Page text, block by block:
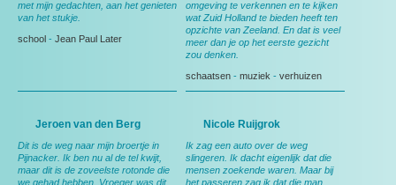
met mijn gedachten, aan het genieten
van het stukje.
school - Jean Paul Later
omgeving te verkennen en te kijken
wat Zuid Holland te bieden heeft ten
opzichte van Zeeland. En dat is veel
meer dan je op het eerste gezicht
zou denken.
schaatsen - muziek - verhuizen
Jeroen van den Berg
Dit is de weg naar mijn broertje in
Pijnacker. Ik ben nu al de tel kwijt,
maar dit is de zoveelste rotonde die
we gehad hebben. Vroeger was dit
Nicole Ruijgrok
Ik zag een auto over de weg
slingeren. Ik dacht eigenlijk dat die
mensen zoekende waren. Maar bij
het passeren zag ik dat die man